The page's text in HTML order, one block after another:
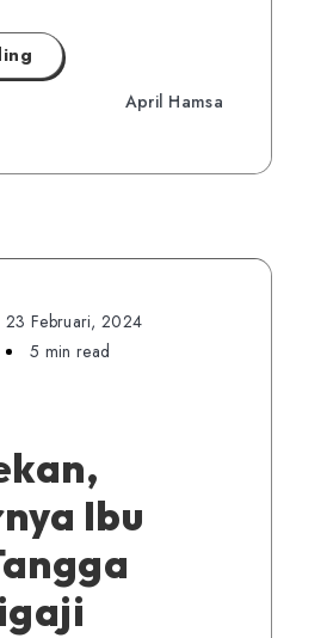
April Hamsa
23 Februari, 2024
5 min read
Ibu